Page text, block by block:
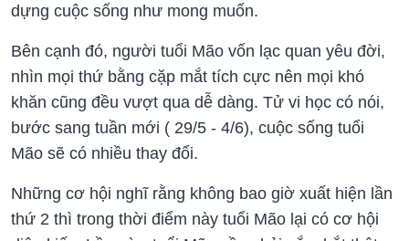
dựng cuộc sống như mong muốn.
Bên cạnh đó, người tuổi Mão vốn lạc quan yêu đời,
nhìn mọi thứ bằng cặp mắt tích cực nên mọi khó
khăn cũng đều vượt qua dễ dàng. Tử vi học có nói,
bước sang tuần mới ( 29/5 - 4/6), cuộc sống tuổi
Mão sẽ có nhiều thay đổi.
Những cơ hội nghĩ rằng không bao giờ xuất hiện lần
thứ 2 thì trong thời điểm này tuổi Mão lại có cơ hội